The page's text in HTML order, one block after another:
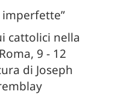
imperfette”
cattolici nella
9 - 12
di Joseph